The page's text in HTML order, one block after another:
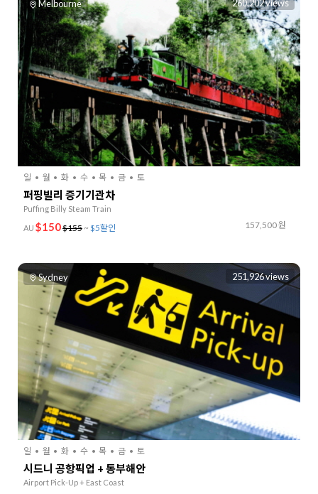
Melbourne 260,202 views
일 월 화 수 목 금 토
퍼핑빌리 증기기관차
Puffing Billy Steam Train
157,500 원
AU $150$155 ~ $5할인
Sydney 251,926 views
일 월 화 수 목 금 토
시드니 공항픽업 + 동부해안
Airport Pick-Up + East Coast